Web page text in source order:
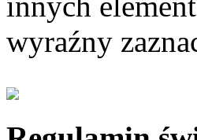
wyraźny